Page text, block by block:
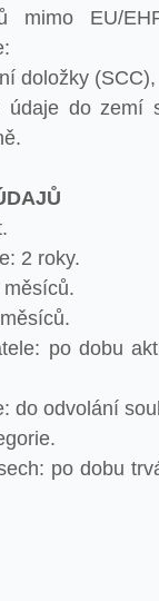
mimo EU/
doložky (SCC),
údaje do zemí
2 roky.
po dobu
do odvolání
po dobu